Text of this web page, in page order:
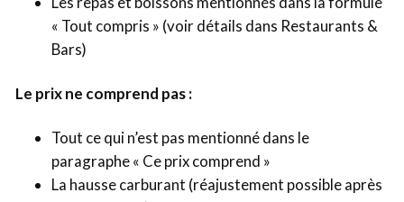
« Tout compris » (voir détails dans Restaurants &
Bars)
Le prix ne comprend pas :
Tout ce qui n’est pas mentionné dans le
paragraphe « Ce prix comprend »
La hausse carburant (réajustement possible après